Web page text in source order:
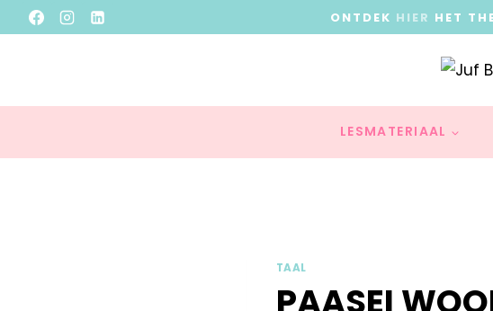
ONTDEK HIER HET
LESMATERIAAL
TAAL